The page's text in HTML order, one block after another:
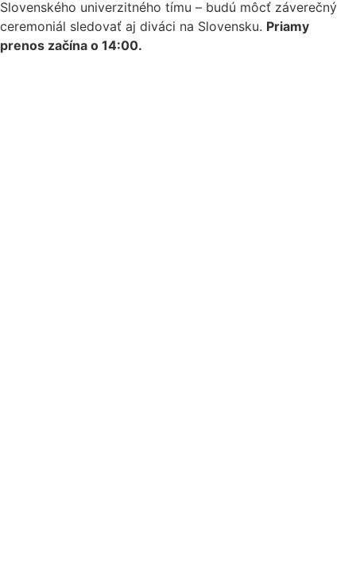
Slovenského univerzitného tímu – budú môcť záverečný
ceremoniál sledovať aj diváci na Slovensku. Priamy
prenos začína o 14:00.